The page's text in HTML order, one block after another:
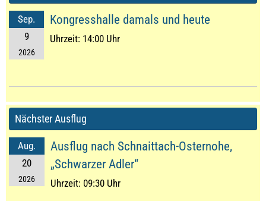
Sep.
9
2026
Kongresshalle damals und heute
Uhrzeit: 14:00 Uhr
Nächster Ausflug
Aug.
20
2026
Ausflug nach Schnaittach-Osternohe,
„Schwarzer Adler“
Uhrzeit: 09:30 Uhr